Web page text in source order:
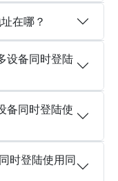
在哪？
设备同时登陆
备同时登陆使
时登陆使用同